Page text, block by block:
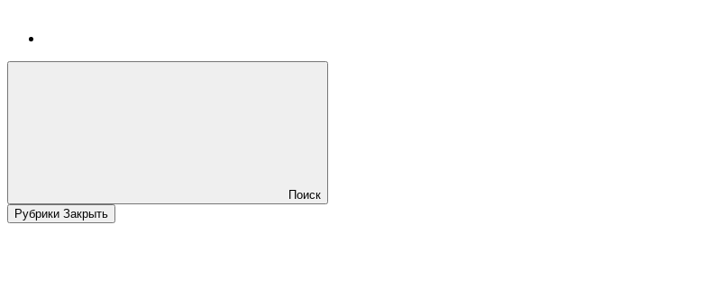
Поиск
Рубрики Закрыть